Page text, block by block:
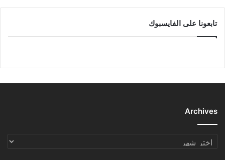
تابعونا على الفايسبوك
Archives
Archives